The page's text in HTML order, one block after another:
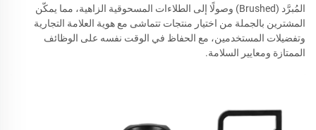
المُبرَّد (Brushed) وصولًا إلى الطلاءات المسحوقية الزاهية، مما يمكّن
المشترين بالجملة من اختيار منتجات تتماشى مع هوية العلامة التجارية
وتفضيلات المستخدمين، مع الحفاظ في الوقت نفسه على الوظائف
الممتازة ومعايير السلامة.